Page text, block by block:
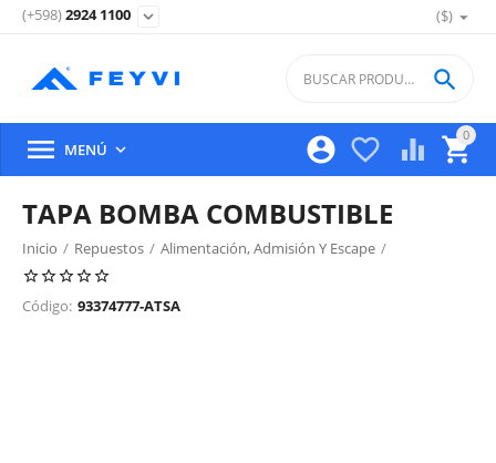
($)
(+598)2924 1100 expand_more
0

 


 MENÚ 
TAPA BOMBA COMBUSTIBLE
Inicio / Repuestos / Alimentación, Admisión Y Escape /
Bomba Y Medidor De Combustible
Código: 93374777-ATSA